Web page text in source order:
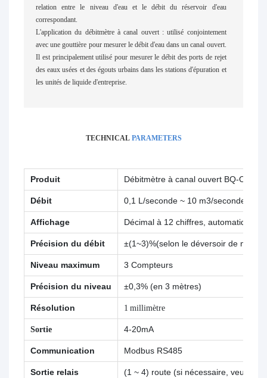
relation entre le niveau d'eau et le débit du réservoir d'eau
correspondant.
L'application du débitmètre à canal ouvert : utilisé conjointement
avec une gouttière pour mesurer le débit d'eau dans un canal ouvert.
Il est principalement utilisé pour mesurer le débit des ports de rejet
des eaux usées et des égouts urbains dans les stations d'épuration et
les unités de liquide d'entreprise.
TECHNICAL PARAMETERS
Produit Débitmètre à canal ouvert BQ-OCFM
Débit 0,1 L/seconde ~ 10 m3/seconde
Affichage Décimal à 12 chiffres,
Précision du débit ±(1~3)%(selon le déversoir de
Niveau maximum 3 Compteurs
Précision du niveau ±0,3% (en 3 mètres)
Résolution 1 millimètre
Sortie 4-20mA
Communication Modbus RS485
Sortie relais (1 ~ 4) route (si nécessaire, veuillez